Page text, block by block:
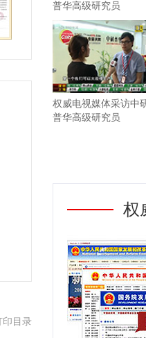
印目录
普华高级研究员
权威电视媒体采访中
普华高级研究员
权